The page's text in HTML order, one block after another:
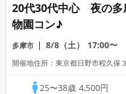
20代30代中心 夜の
物園コン♪
多摩市 8/8（土） 17:00〜
開催地住所：東京都日野市程久保
25〜38歳 4,500円